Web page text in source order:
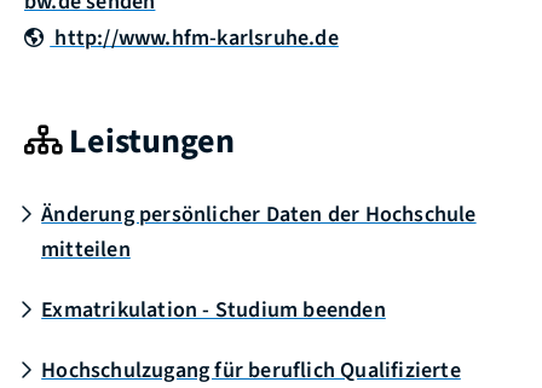
http://www.hfm-karlsruhe.de
Leistungen
Änderung persönlicher Daten der Hochschule
mitteilen
Exmatrikulation - Studium beenden
Hochschulzugang für beruflich Qualifizierte